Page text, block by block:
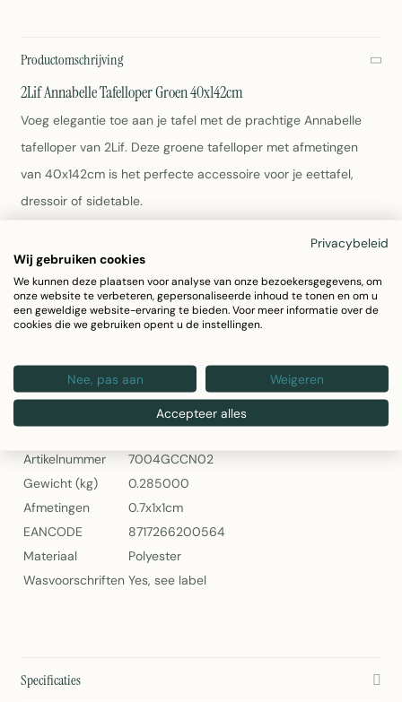
Productomschrijving
2Lif Annabelle Tafelloper Groen 40x142cm
Voeg elegantie toe aan je tafel met de prachtige Annabelle
tafelloper van 2Lif. Deze groene tafelloper met afmetingen
van 40x142cm is het perfecte accessoire voor je eettafel,
dressoir of sidetable.
Afmetingen: 40x142cm
Kleur: Groen
Gewicht: 285g
Onderhoud: Raadpleeg het wasvoorschrift op het label
2Lif Annabelle Tafelloper Groen 40x142cm
Artikelnummer
7004GCCN02
Gewicht (kg)
0.285000
Afmetingen
0.7x1x1cm
EANCODE
8717266200564
Materiaal
Polyester
Wasvoorschriften Yes, see label
Specificaties
Privacybeleid
Wij gebruiken cookies
We kunnen deze plaatsen voor analyse van onze bezoekersgegevens, om
onze website te verbeteren, gepersonaliseerde inhoud te tonen en om u
een geweldige website-ervaring te bieden. Voor meer informatie over de
cookies die we gebruiken opent u de instellingen.
Nee, pas aan Weigeren
Accepteer alles